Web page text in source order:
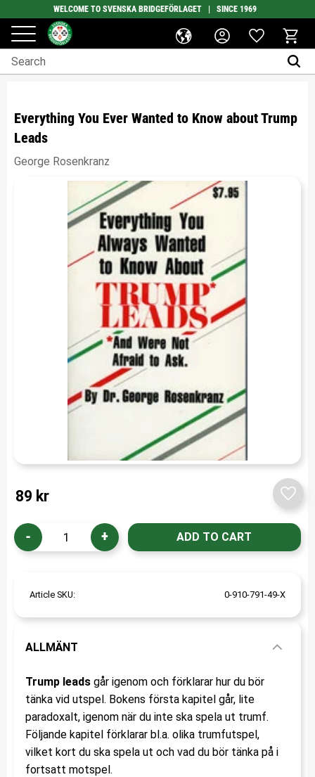
Menu
WELCOME TO SVENSKA BRIDGEFÖRLAGET | SINCE 1969
Favorites
Basket
Everything You Ever Wanted to Know about Trump
Leads
George Rosenkranz
89 kr
+
-
Add
Article SKU 0-910-791-49-X
ALLMÄNT
Trump leads går igenom och förklarar hur du bör
tänka vid utspel. Bokens första kapitel går, lite
paradoxalt, igenom när du inte ska spela ut trumf.
Följande kapitel förklarar bl.a. olika trumfutspel,
vilket kort du ska spela ut och vad du bör tänka på i
fortsatt motspel.